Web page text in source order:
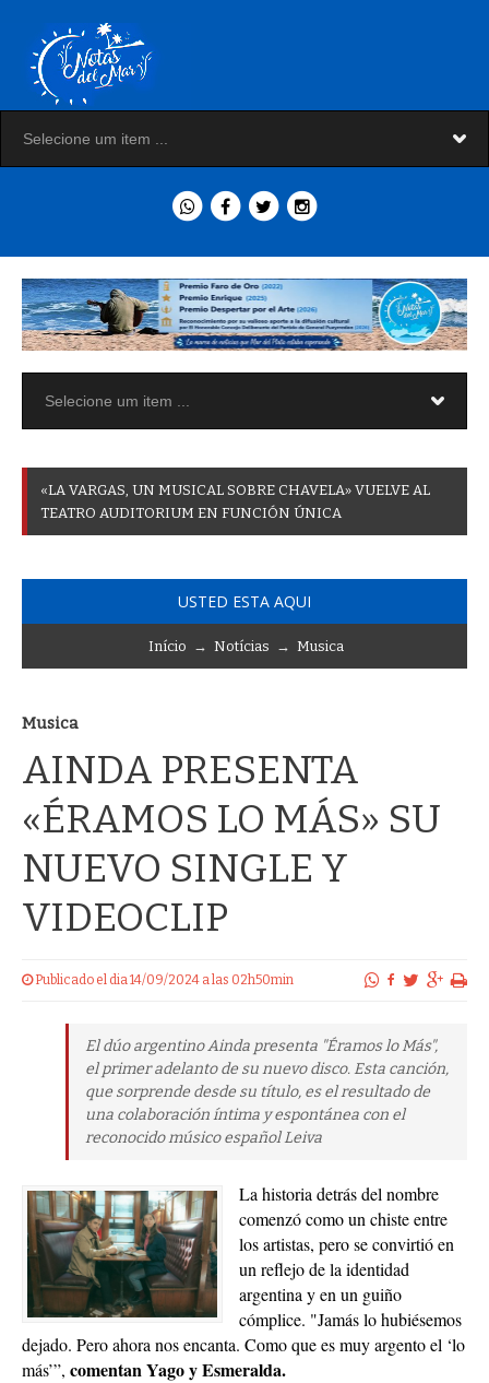
«LA VARGAS UN MUSICAL SOBRE CHAVELA» VUELVE AL
TEATRO AUDITORIUM EN FUNCIÓN ÚNICA
USTED ESTA AQUI
Início → Notícias → Musica
Musica
AINDA PRESENTA
«ÉRAMOS LO MÁS» SU
NUEVO SINGLE Y
VIDEOCLIP
Publicado el dia 14/09/2024 a las 02h50min
El dúo argentino Ainda presenta "Éramos lo Más",
el primer adelanto de su nuevo disco. Esta canción,
que sorprende desde su título, es el resultado de
una colaboración íntima y espontánea con el
reconocido músico español Leiva
La historia detrás del nombre
comenzó como un chiste entre
los artistas, pero se convirtió en
un reflejo de la identidad
argentina y en un guiño
cómplice. "Jamás lo hubiésemos
dejado. Pero ahora nos encanta. Como que es muy argento el ‘lo
más’”, comentan Yago y Esmeralda.